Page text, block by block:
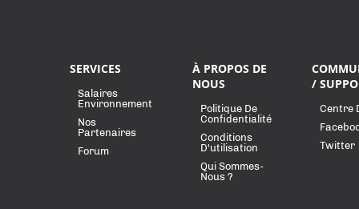
SERVICES
Salaires
Environnement
Nos
Partenaires
Forum
À PROPOS DE
NOUS
Politique De
Confidentialité
Conditions
D'utilisation
Qui Sommes-
Nous ?
/
Centre
Twitter